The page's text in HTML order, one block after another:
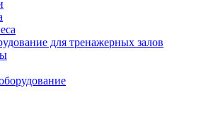
для тренажерных залов